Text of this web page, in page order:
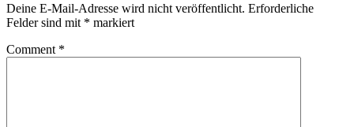
Deine E-Mail-Adresse wird nicht veröffentlicht. Erforderliche
Felder sind mit * markiert
Comment *